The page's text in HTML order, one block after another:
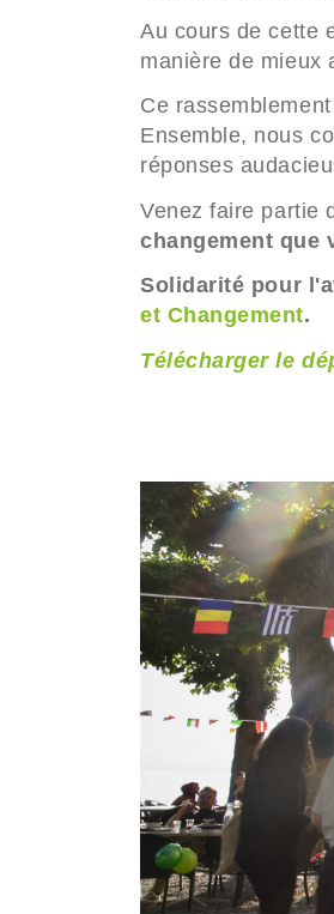
Au cours de cette
manière de mieux
Ce
Ensemble, nous
réponses
Venez faire partie
changement que
Solidarité pour
et Changement.
Télécharger le